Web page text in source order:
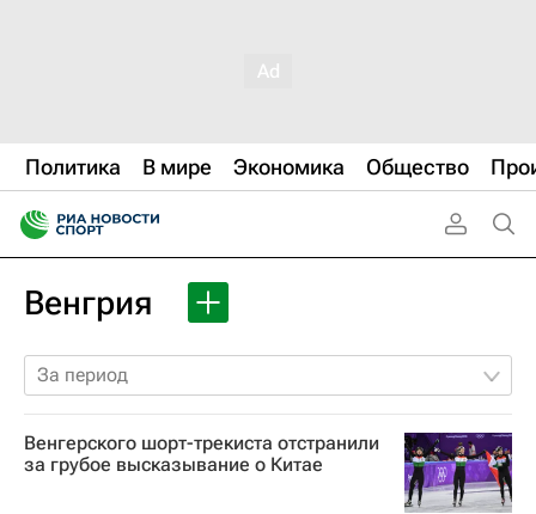
Политика В мире Экономика Общество
Венгрия
За период
Венгерского шорт-трекиста отстранили
за грубое высказывание о Китае